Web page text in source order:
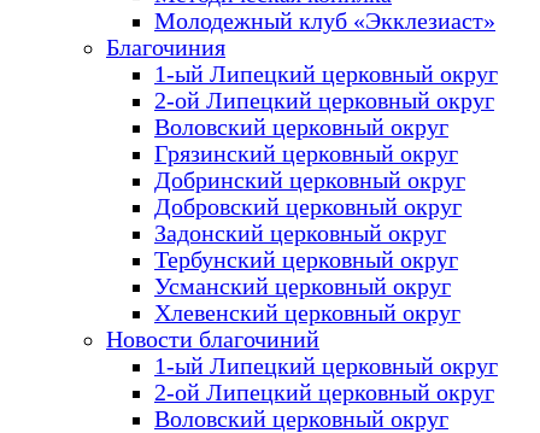
Молодежный клуб «Экклезиаст»
Благочиния
1-ый Липецкий церковный округ
2-ой Липецкий церковный округ
Воловский церковный округ
Грязинский церковный округ
Добринский церковный округ
Добровский церковный округ
Задонский церковный округ
Тербунский церковный округ
Усманский церковный округ
Хлевенский церковный округ
Новости благочиний
1-ый Липецкий церковный округ
2-ой Липецкий церковный округ
Воловский церковный округ